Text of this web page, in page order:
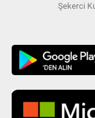
Şekerci